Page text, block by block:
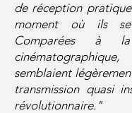
de réception
moment où ils se
Comparées à la
semblaient
transmission quasi
révolutionnaire."